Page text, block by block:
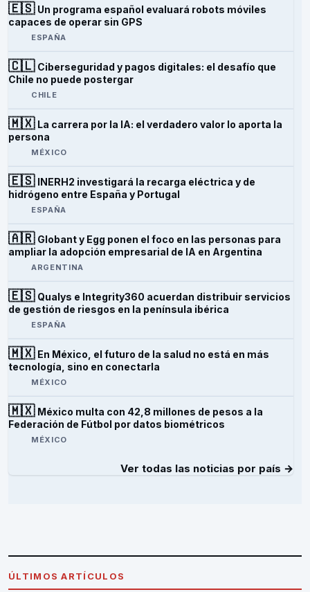
🇪🇸 Un programa español evaluará robots móviles
capaces de operar sin GPS
ESPAÑA
🇨🇱 Ciberseguridad y pagos digitales: el desafío que
Chile no puede postergar
CHILE
🇲🇽 La carrera por la IA: el verdadero valor lo aporta la
persona
MÉXICO
🇪🇸 INERH2 investigará la recarga eléctrica y de
hidrógeno entre España y Portugal
ESPAÑA
🇦🇷 Globant y Egg ponen el foco en las personas para
ampliar la adopción empresarial de IA en Argentina
ARGENTINA
🇪🇸 Qualys e Integrity360 acuerdan distribuir servicios
de gestión de riesgos en la península ibérica
ESPAÑA
🇲🇽 En México, el futuro de la salud no está en más
tecnología, sino en conectarla
MÉXICO
🇲🇽 México multa con 42,8 millones de pesos a la
Federación de Fútbol por datos biométricos
MÉXICO
Ver todas las noticias por país →
ÚLTIMOS ARTÍCULOS